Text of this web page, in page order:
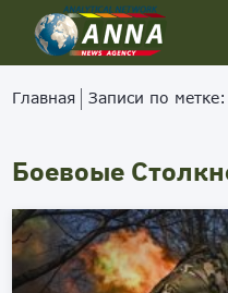
Главная Записи по
Боевоые